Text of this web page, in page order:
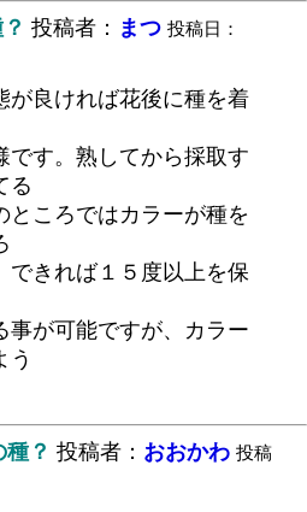
投稿者： まつ 投稿日：
が良ければ花後に種を着
です。熟してから採取す
る
ところではカラーが種を
できれば１５度以上を保
事が可能ですが、カラー
う
？ 投稿者： おおかわ 投稿